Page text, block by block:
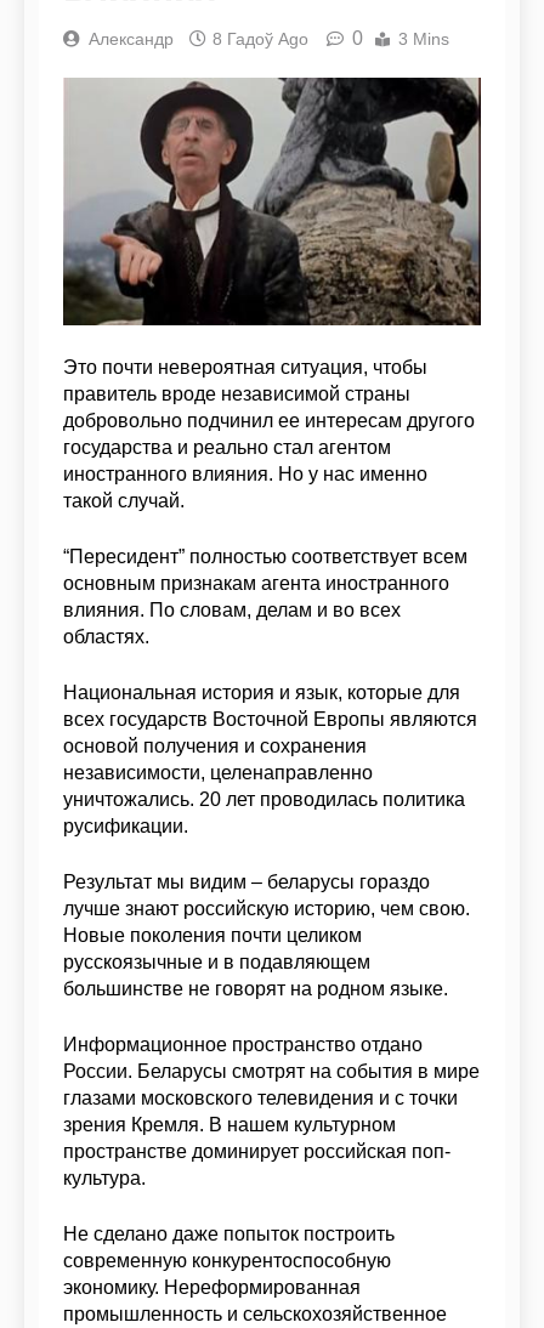
Александр 8 Гадоў Ago 0 3 Mins
Это почти невероятная ситуация, чтобы
правитель вроде независимой страны
добровольно подчинил ее интересам другого
государства и реально стал агентом
иностранного влияния. Но у нас именно
такой случай.
“Пересидент” полностью соответствует всем
основным признакам агента иностранного
влияния. По словам, делам и во всех
областях.
Национальная история и язык, которые для
всех государств Восточной Европы являются
основой получения и сохранения
независимости, целенаправленно
уничтожались. 20 лет проводилась политика
русификации.
Результат мы видим – беларусы гораздо
лучше знают российскую историю, чем свою.
Новые поколения почти целиком
русскоязычные и в подавляющем
большинстве не говорят на родном языке.
Информационное пространство отдано
России. Беларусы смотрят на события в мире
глазами московского телевидения и с точки
зрения Кремля. В нашем культурном
пространстве доминирует российская поп-
культура.
Не сделано даже попыток построить
современную конкурентоспособную
экономику. Нереформированная
промышленность и сельскохозяйственное